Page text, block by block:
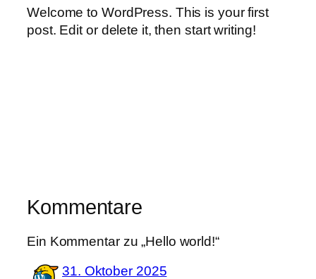
Welcome to WordPress. This is your first
post. Edit or delete it, then start writing!
Kommentare
Ein Kommentar zu „Hello world!“
31. Oktober 2025